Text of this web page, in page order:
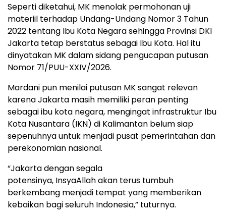
Seperti diketahui, MK menolak permohonan uji
materiil terhadap Undang-Undang Nomor 3 Tahun
2022 tentang Ibu Kota Negara sehingga Provinsi DKI
Jakarta tetap berstatus sebagai Ibu Kota. Hal itu
dinyatakan MK dalam sidang pengucapan putusan
Nomor 71/PUU-XXIV/2026.
Mardani pun menilai putusan MK sangat relevan
karena Jakarta masih memiliki peran penting
sebagai ibu kota negara, mengingat infrastruktur Ibu
Kota Nusantara (IKN) di Kalimantan belum siap
sepenuhnya untuk menjadi pusat pemerintahan dan
perekonomian nasional.
“Jakarta dengan segala
potensinya, InsyaAllah akan terus tumbuh
berkembang menjadi tempat yang memberikan
kebaikan bagi seluruh Indonesia,” tuturnya.